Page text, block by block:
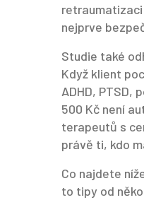
nejprve
Studie také
Když klient
ADHD, PTSD,
500 Kč není
terapeutů s
právě ti, kdo
Co najdete
to tipy od